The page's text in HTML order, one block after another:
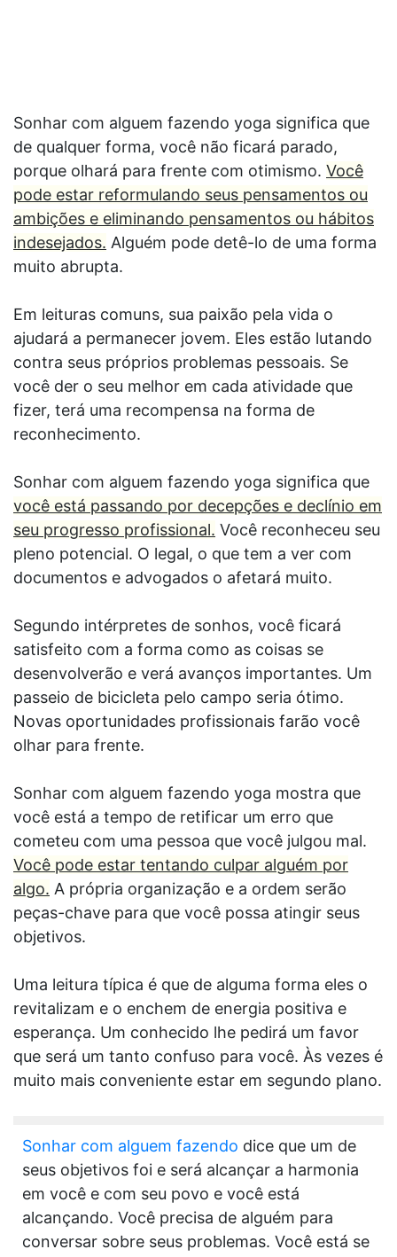
Sonhar com alguem fazendo yoga significa que
de qualquer forma, você não ficará parado,
porque olhará para frente com otimismo. Você
pode estar reformulando seus pensamentos ou
ambições e eliminando pensamentos ou hábitos
indesejados. Alguém pode detê-lo de uma forma
muito abrupta.
Em leituras comuns, sua paixão pela vida o
ajudará a permanecer jovem. Eles estão lutando
contra seus próprios problemas pessoais. Se
você der o seu melhor em cada atividade que
fizer, terá uma recompensa na forma de
reconhecimento.
Sonhar com alguem fazendo yoga significa que
você está passando por decepções e declínio em
seu progresso profissional. Você reconheceu seu
pleno potencial. O legal, o que tem a ver com
documentos e advogados o afetará muito.
Segundo intérpretes de sonhos, você ficará
satisfeito com a forma como as coisas se
desenvolverão e verá avanços importantes. Um
passeio de bicicleta pelo campo seria ótimo.
Novas oportunidades profissionais farão você
olhar para frente.
Sonhar com alguem fazendo yoga mostra que
você está a tempo de retificar um erro que
cometeu com uma pessoa que você julgou mal.
Você pode estar tentando culpar alguém por
algo. A própria organização e a ordem serão
peças-chave para que você possa atingir seus
objetivos.
Uma leitura típica é que de alguma forma eles o
revitalizam e o enchem de energia positiva e
esperança. Um conhecido lhe pedirá um favor
que será um tanto confuso para você. Às vezes é
muito mais conveniente estar em segundo plano.
Sonhar com alguem fazendo dice que um de
seus objetivos foi e será alcançar a harmonia
em você e com seu povo e você está
alcançando. Você precisa de alguém para
conversar sobre seus problemas. Você está se